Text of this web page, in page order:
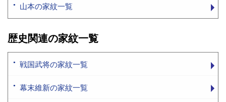
山本の家紋一覧
歴史関連の家紋一覧
戦国武将の家紋一覧
幕末維新の家紋一覧